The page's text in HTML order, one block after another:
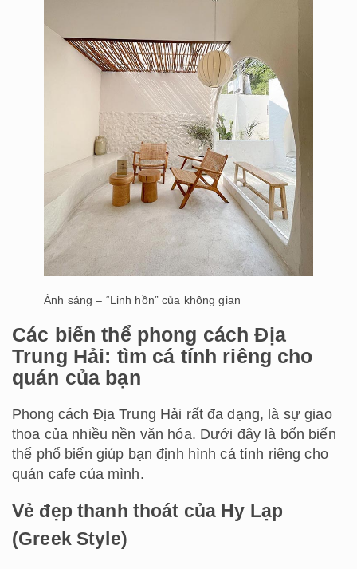
Ánh sáng – “Linh hồn” của không gian
Các biến thể phong cách Địa
Trung Hải: tìm cá tính riêng cho
quán của bạn
Phong cách Địa Trung Hải rất đa dạng, là sự giao
thoa của nhiều nền văn hóa. Dưới đây là bốn biến
thể phổ biến giúp bạn định hình cá tính riêng cho
quán cafe của mình.
Vẻ đẹp thanh thoát của Hy Lạp
(Greek Style)